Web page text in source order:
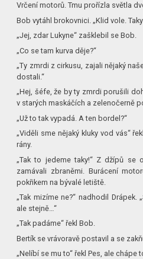
Vrčení motorů. Tmu prořízla světla
Bob vytáhl brokovnici. „Klid vole.
„Jej, zdar Lukyne“ zašklebil se Bob.
„Co se tam kurva děje?“
„Ty zmrdi z cirkusu, zajali nějaký
dostali.“
„Hej, šéfe, že by ty zmrdi porušili
v starých maskáčích a zelenočerně
„Už to tak vypadá. A ten bordel?“
„Viděli sme nějaký kluky vod vás“
rány.
„Tak to jedeme taky!“ Z džípů se
zamávali zbraněmi. Burácení
pokřikem na bývalé letiště.
„Tak mizíme ne?“ nadhodil Drápek.
ale stejně…“
„Tak padáme“ řekl Bob.
Bertík se vrávoravě postavil a se
„Nelíbí se mu to“ řekl Pes, ale chápe